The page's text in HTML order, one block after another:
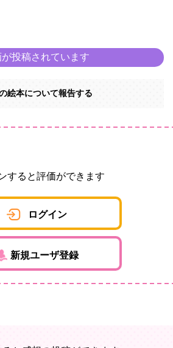
投稿されています
絵本について報告する
すると評価ができます
ログイン
新規ユーザ登録